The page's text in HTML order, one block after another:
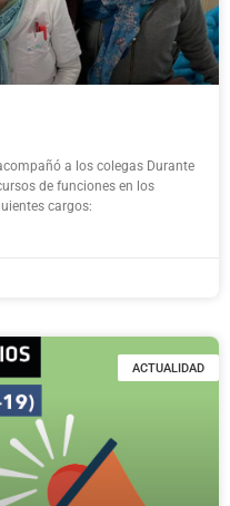
a los colegas Durante
de funciones en los
cargos:
ACTUALIDAD